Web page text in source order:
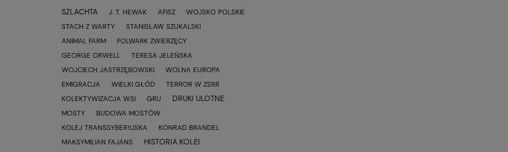
SZLACHTA J. T. HEWAK AFISZ
WOJSKO POLSKIE
STACH Z WARTY
STANISŁAW SZUKALSKI
ANIMAL FARM
FOLWARK ZWIERZĘCY
GEORGE ORWELL
TERESA JELEŃSKA
WOJCIECH JASTRZĘBOWSKI
WOLNA EUROPA
EMIGRACJA
WIELKI GŁÓD
TERROR W ZSRR
KOLEKTYWIZACJA WSI
GRU DRUKI ULOTNE
MOSTY
BUDOWA MOSTÓW
KOLEJ TRANSSYBERYJSKA
KONRAD BRANDEL
MAKSYMILIAN FAJANS
HISTORIA KOLEI